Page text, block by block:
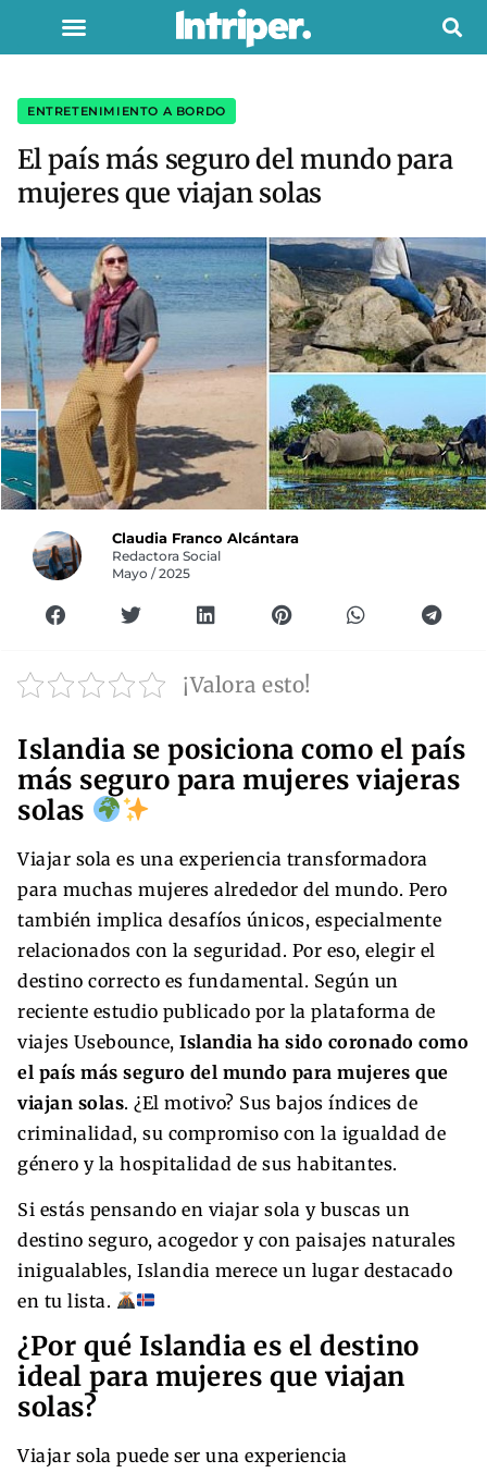
ENTRETENIMIENTO A BORDO
El país más seguro del mundo para
mujeres que viajan solas
Claudia Franco Alcántara
Redactora Social
Mayo / 2025
¡Valora esto!
Islandia se posiciona como el país
más seguro para mujeres viajeras
solas
Viajar sola es una experiencia transformadora
para muchas mujeres alrededor del mundo. Pero
también implica desafíos únicos, especialmente
relacionados con la seguridad. Por eso, elegir el
destino correcto es fundamental. Según un
reciente estudio publicado por la plataforma de
viajes Usebounce, Islandia ha sido coronado como
el país más seguro del mundo para mujeres que
viajan solas. ¿El motivo? Sus bajos índices de
criminalidad, su compromiso con la igualdad de
género y la hospitalidad de sus habitantes.
Si estás pensando en viajar sola y buscas un
destino seguro, acogedor y con paisajes naturales
inigualables, Islandia merece un lugar destacado
en tu lista.
¿Por qué Islandia es el destino
ideal para mujeres que viajan
solas?
Viajar sola puede ser una experiencia